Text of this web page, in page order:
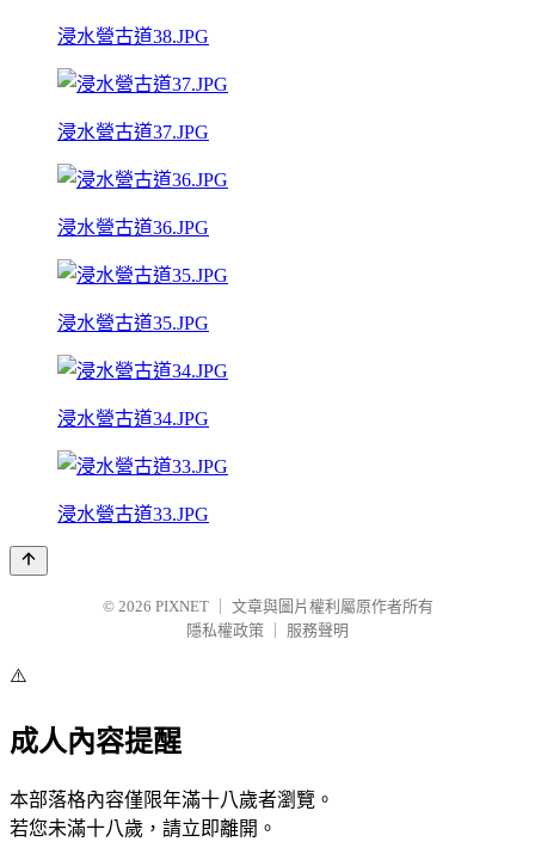
浸水營古道38.JPG
浸水營古道37.JPG
浸水營古道36.JPG
浸水營古道35.JPG
浸水營古道34.JPG
浸水營古道33.JPG
© 2026 PIXNET
文章與圖片權利屬原作者所有
隱私權政策
服務聲明
⚠️
成人內容提醒
本部落格內容僅限年滿十八歲者瀏覽。
若您未滿十八歲，請立即離開。